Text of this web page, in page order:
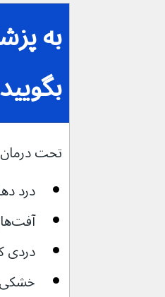
به
تحت درمان
درد
آفت‌های دهان
دردی